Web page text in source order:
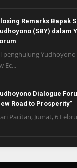
Remarks Bapak
(SBY) dalam
penghujung
Ec...
Dialogue
Road to Prosperity”
Pacitan, Jumat, 6